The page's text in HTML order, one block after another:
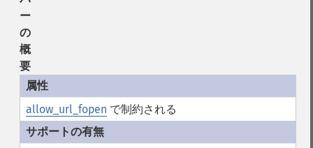
ー
の
概
要
allow_url_fopen で制約される